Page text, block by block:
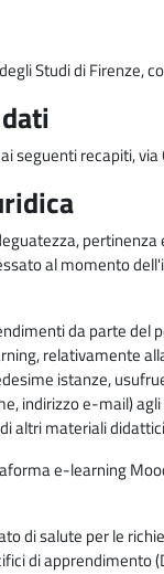
Studi di Firenze,
seguenti recapiti,
al momento
da parte
relativamente
istanze,
indirizzo e-mail)
altri materiali
e-learning
di salute per le
di apprendimento